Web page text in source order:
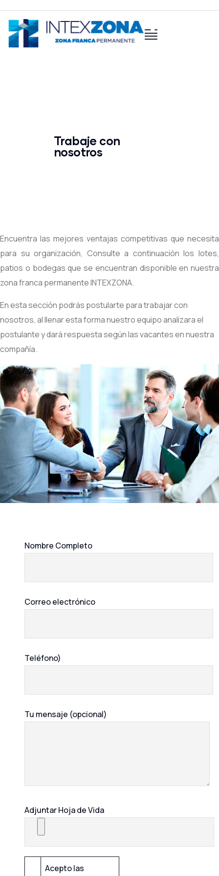
Trabaje con
nosotros
Encuentra las mejores ventajas competitivas que necesita
para su organización, Consulte a continuación los lotes,
patios o bodegas que se encuentran disponible en nuestra
zona franca permanente INTEXZONA.
En esta sección podrás postularte para trabajar con
nosotros, al llenar esta forma nuestro equipo analizara el
postulante y dará respuesta según las vacantes en nuestra
compañía.
Nombre Completo
Correo electrónico
Teléfono)
Tu mensaje (opcional)
Adjuntar Hoja de Vida
Acepto las